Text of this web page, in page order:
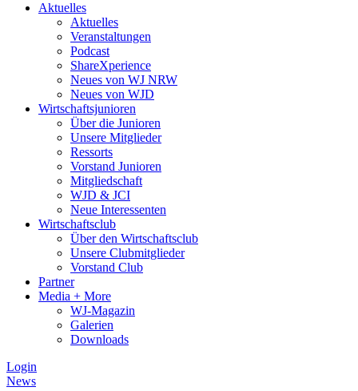
Aktuelles
Aktuelles
Veranstaltungen
Podcast
ShareXperience
Neues von WJ NRW
Neues von WJD
Wirtschaftsjunioren
Über die Junioren
Unsere Mitglieder
Ressorts
Vorstand Junioren
Mitgliedschaft
WJD & JCI
Neue Interessenten
Wirtschaftsclub
Über den Wirtschaftsclub
Unsere Clubmitglieder
Vorstand Club
Partner
Media + More
WJ-Magazin
Galerien
Downloads
Login
News